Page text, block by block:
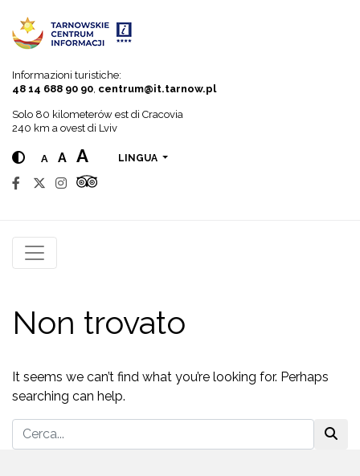
Informazioni turistiche:
48 14 688 90 90 centrum@it.tarnow.pl
Solo 80 kilometerów est di Cracovia
240 km a ovest di Lviv
A A A LINGUA
Non trovato
It seems we can’t find what you’re looking for. Perhaps
searching can help.